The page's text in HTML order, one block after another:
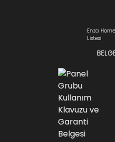
Enza
Listesi